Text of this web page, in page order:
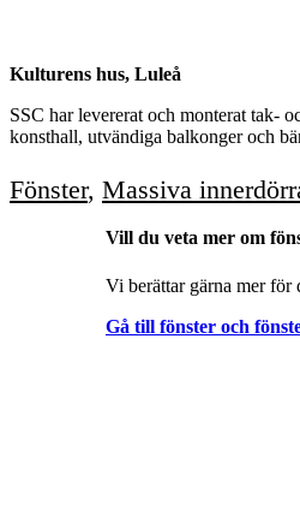
Vill du veta mer om
Vi berättar gärna mer
Gå till fönster och
Kulturens hus, Luleå
SSC har levererat och monterat tak-
konsthall, utvändiga balkonger och
Fönster, Massiva